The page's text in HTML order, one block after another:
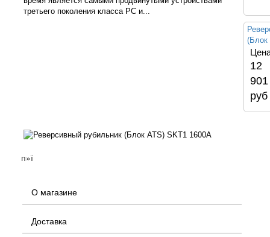
третьего поколения класса PC и...
(Блок
12
901
руб
п»ї
О магазине
Доставка